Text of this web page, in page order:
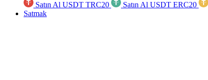
Satın Al USDT TRC20
Satın Al USDT ERC20
Satmak